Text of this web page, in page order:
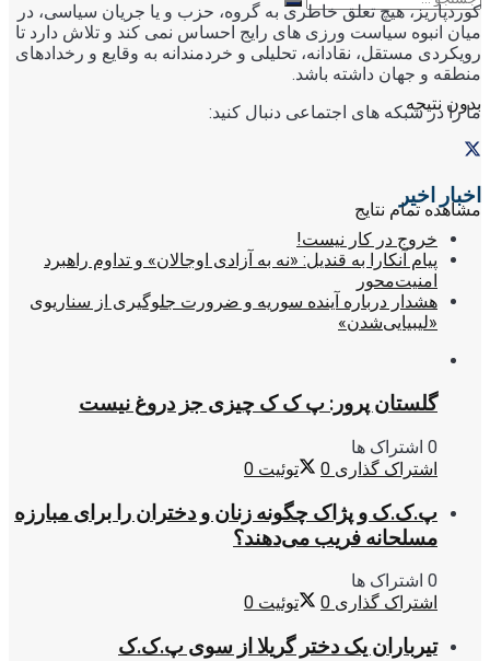
بدون نتیجه
مشاهده تمام نتایج
کوردپاریز، هیچ تعلق خاطری به گروه، حزب و یا جریان سیاسی، در
میان انبوه سیاست ورزی های رایج احساس نمی کند و تلاش دارد تا
رویکردی مستقل، نقادانه، تحلیلی و خردمندانه به وقایع و رخدادهای
منطقه و جهان داشته باشد.
ما را در شبکه های اجتماعی دنبال کنید:
اخبار اخیر
خروج در کار نیست!
پیام آنکارا به قندیل: «نه به آزادی اوجالان» و تداوم راهبرد
امنیت‌محور
هشدار درباره آینده سوریه و ضرورت جلوگیری از سناریوی
«لیبیایی‌شدن»
گلستان پرور: پ ک ک چیزی جز دروغ نیست
0 اشتراک ها
اشتراک گذاری 0 توئیت 0
پ.ک.ک و پژاک چگونه زنان و دختران را برای مبارزه
مسلحانه فریب می‌دهند؟
0 اشتراک ها
اشتراک گذاری 0 توئیت 0
تیرباران یک دختر گریلا از سوی پ.ک.ک